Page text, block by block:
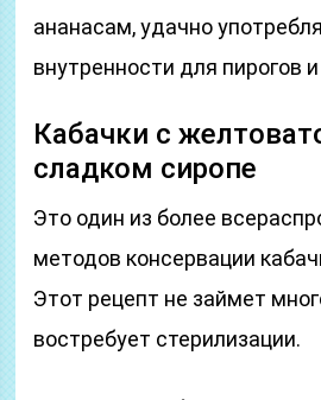
ананасам, удачно
внутренности для пирогов
Кабачки с
сладком сиропе
Это один из более
методов консервации
Этот рецепт не займет
востребует стерилизации.